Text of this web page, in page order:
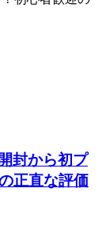
封から初プ
正直な評価